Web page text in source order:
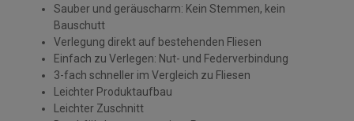
Sauber und geräuscharm: Kein Stemmen, kein
Bauschutt
Verlegung direkt auf bestehenden Fliesen
Einfach zu Verlegen: Nut- und Federverbindung
3-fach schneller im Vergleich zu Fliesen
Leichter Produktaufbau
Leichter Zuschnitt